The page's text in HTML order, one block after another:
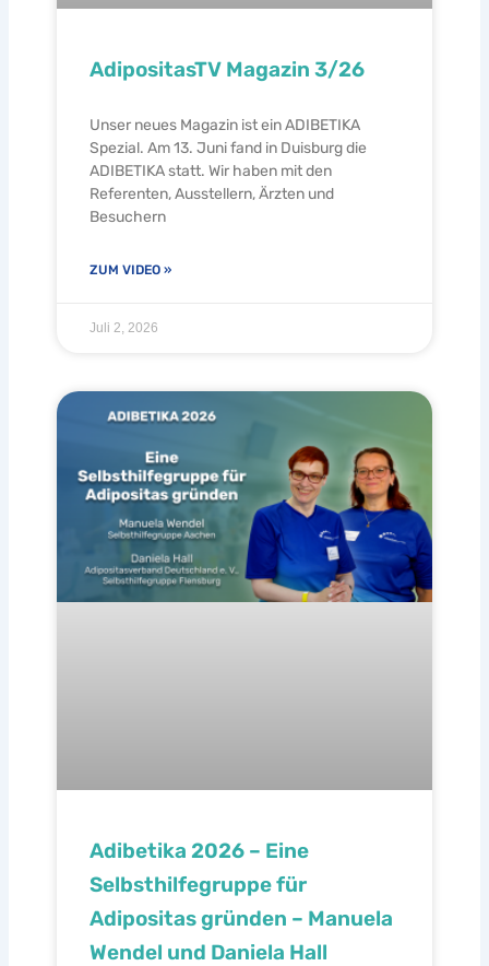
AdipositasTV Magazin 3/26
Unser neues Magazin ist ein ADIBETIKA
Spezial. Am 13. Juni fand in Duisburg die
ADIBETIKA statt. Wir haben mit den
Referenten, Ausstellern, Ärzten und
Besuchern
ZUM VIDEO »
Juli 2, 2026
Adibetika 2026 – Eine
Selbsthilfegruppe für
Adipositas gründen – Manuela
Wendel und Daniela Hall